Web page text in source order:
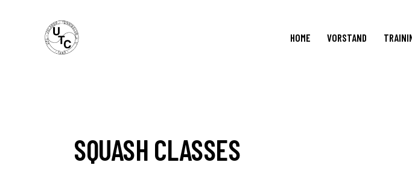
HOME VORSTAND
SQUASH CLASSES